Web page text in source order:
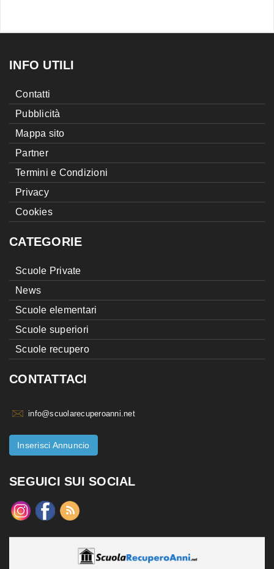
INFO UTILI
Contatti
Pubblicità
Mappa sito
Partner
Termini e Condizioni
Privacy
Cookies
CATEGORIE
Scuole Private
News
Scuole elementari
Scuole superiori
Scuole recupero
CONTATTACI
info@scuolarecuperoanni.net
Inserisci Annuncio
SEGUICI SUI SOCIAL